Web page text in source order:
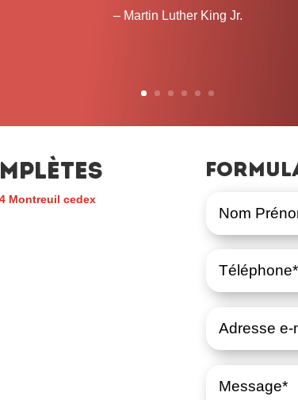
que cela
Montreuil cedex